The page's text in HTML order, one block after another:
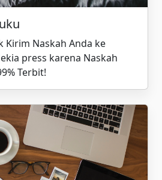
Kirim Naskah Anda ke
press karena Naskah
Terbit!